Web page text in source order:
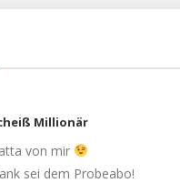
Millionär
von mir
sei dem Probeabo!